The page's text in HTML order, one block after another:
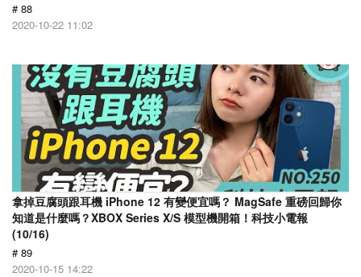
# 88
2020-10-22 11:02
拿掉豆腐頭跟耳機 iPhone 12 有變便宜嗎？ MagSafe 重磅回歸你
知道是什麼嗎？XBOX Series X/S 模型機開箱！科技小電報
(10/16)
# 89
2020-10-15 14:22